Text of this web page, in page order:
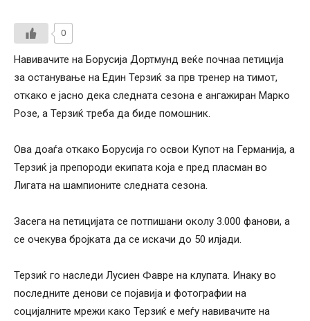
0
Навивачите на Борусија Дортмунд веќе почнаа петиција
за останување на Един Терзиќ за прв тренер на тимот,
откако е јасно дека следната сезона е ангажиран Марко
Розе, а Терзиќ треба да биде помошник.
Ова доаѓа откако Борусија го освои Купот на Германија, а
Терзиќ ја препороди екипата која е пред пласман во
Лигата на шампионите следната сезона.
Засега на петицијата се потпишани околу 3.000 фанови, а
се очекува бројката да се искачи до 50 илјади.
Терзиќ го наследи Лусиен Фавре на клупата. Инаку во
последните денови се појавија и фотографии на
социјалните мрежи како Терзиќ е меѓу навивачите на